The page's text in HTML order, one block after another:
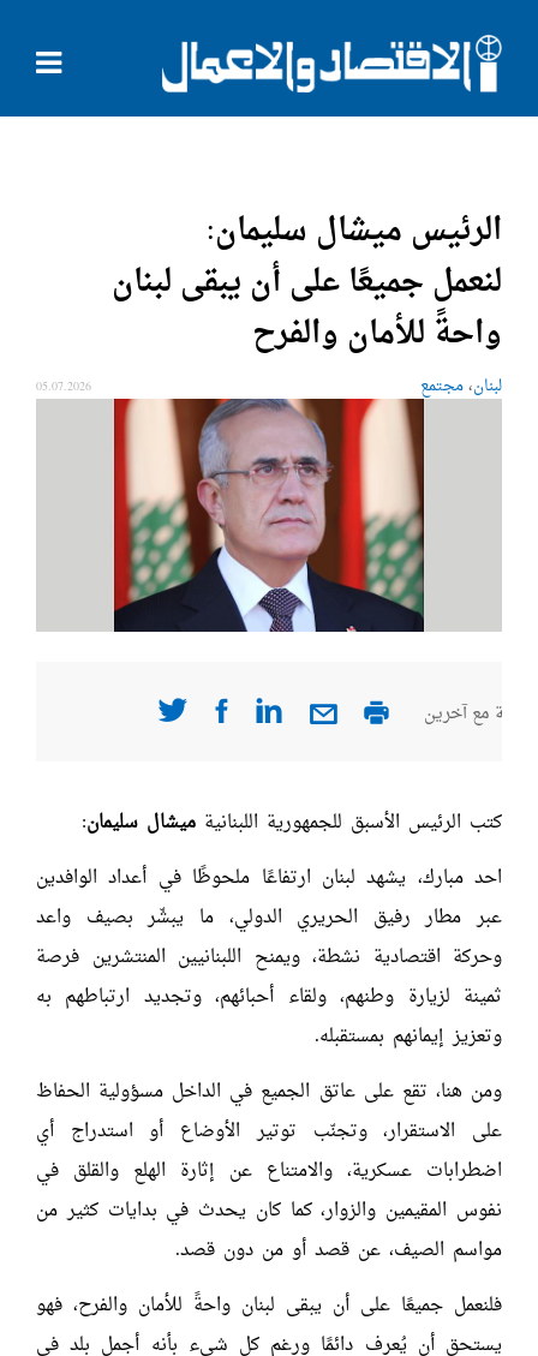
الرئيس ميشال سليمان:
لنعمل جميعًا على أن يبقى لبنان
واحةً للأمان والفرح
لبنان،مجتمع 05.07.2026
مع آخرين
كتب الرئيس الأسبق للجمهورية اللبنانية ميشال سليمان:
احد مبارك، يشهد لبنان ارتفاعًا ملحوظًا في أعداد الوافدين
عبر مطار رفيق الحريري الدولي، ما يبشّر بصيف واعد
وحركة اقتصادية نشطة، ويمنح اللبنانيين المنتشرين فرصة
ثمينة لزيارة وطنهم، ولقاء أحبائهم، وتجديد ارتباطهم به
وتعزيز إيمانهم بمستقبله.
ومن هنا، تقع على عاتق الجميع في الداخل مسؤولية الحفاظ
على الاستقرار، وتجنّب توتير الأوضاع أو استدراج أي
اضطرابات عسكرية، والامتناع عن إثارة الهلع والقلق في
نفوس المقيمين والزوار، كما كان يحدث في بدايات كثير من
مواسم الصيف، عن قصد أو من دون قصد.
فلنعمل جميعًا على أن يبقى لبنان واحةً للأمان والفرح، فهو
يستحق أن يُعرف دائمًا ورغم كل شيء بأنه أجمل بلد في